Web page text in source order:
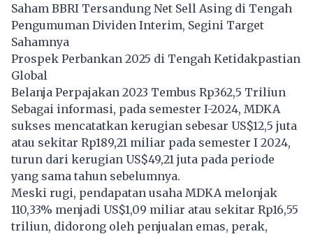
Saham BBRI Tersandung Net Sell Asing di Tengah
Pengumuman Dividen Interim, Segini Target
Sahamnya
Prospek Perbankan 2025 di Tengah Ketidakpastian
Global
Belanja Perpajakan 2023 Tembus Rp362,5 Triliun
Sebagai informasi, pada semester I-2024, MDKA
sukses mencatatkan kerugian sebesar US$12,5 juta
atau sekitar Rp189,21 miliar pada semester I 2024,
turun dari kerugian US$49,21 juta pada periode
yang sama tahun sebelumnya.
Meski rugi, pendapatan usaha MDKA melonjak
110,33% menjadi US$1,09 miliar atau sekitar Rp16,55
triliun, didorong oleh penjualan emas, perak,